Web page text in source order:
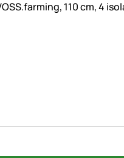
110 cm, 4